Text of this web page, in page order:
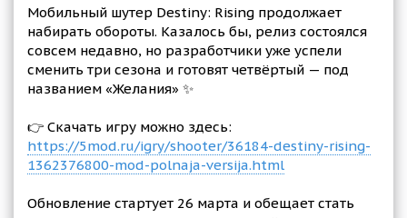
Мобильный шутер Destiny: Rising продолжает
набирать обороты. Казалось бы, релиз состоялся
совсем недавно, но разработчики уже успели
сменить три сезона и готовят четвёртый — под
названием «Желания» ✨
👉 Скачать игру можно здесь:
https://5mod.ru/igry/shooter/36184-destiny-rising-
1362376800-mod-polnaja-versija.html
Обновление стартует 26 марта и обещает стать